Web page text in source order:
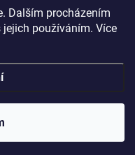
Dalším procházením
používáním. Více
práva vyhrazena.